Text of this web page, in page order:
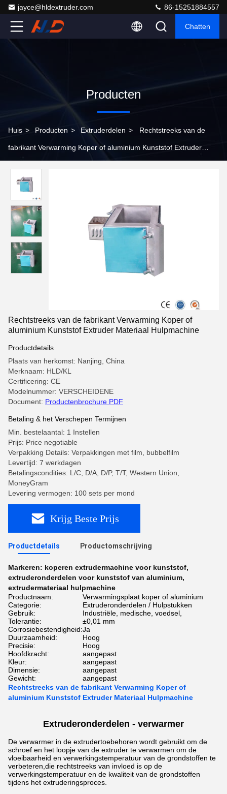
jayce@hldextruder.com 86-15251884557
Chatten
Producten
Huis > Producten > Extruderdelen > Rechtstreeks van de
fabrikant Verwarming Koper of aluminium Kunststof Extruder
Rechtstreeks van de fabrikant Verwarming Koper of
aluminium Kunststof Extruder Materiaal Hulpmachine
Productdetails
Plaats van herkomst: Nanjing, China
Merknaam: HLD/KL
Certificering: CE
Modelnummer: VERSCHEIDENE
Document: Productenbrochure PDF
Betaling & het Verschepen Termijnen
Min. bestelaantal: 1 Instellen
Prijs: Price negotiable
Verpakking Details: Verpakkingen met film, bubbelfilm
Levertijd: 7 werkdagen
Betalingscondities: L/C, D/A, D/P, T/T, Western Union,
MoneyGram
Levering vermogen: 100 sets per mond
Krijg Beste Prijs
Productdetails Productomschrijving
Markeren: koperen extrudermachine voor kunststof,
extruderonderdelen voor kunststof van aluminium,
extrudermateriaal hulpmachine
Productnaam:
Verwarmingsplaat koper of aluminium
Categorie:
Extruderonderdelen / Hulpstukken
Gebruik:
Industriële, medische, voedsel,
Tolerantie:
±0,01 mm
Corrosiebestendigheid:Ja
Duurzaamheid:
Hoog
Precisie:
Hoog
Hoofdkracht:
aangepast
Kleur:
aangepast
Dimensie:
aangepast
Gewicht:
aangepast
Rechtstreeks van de fabrikant Verwarming Koper of
aluminium Kunststof Extruder Materiaal Hulpmachine
Extruderonderdelen - verwarmer
De verwarmer in de extrudertoebehoren wordt gebruikt om de
schroef en het loopje van de extruder te verwarmen om de
vloeibaarheid en verwerkingstemperatuur van de grondstoffen te
verbeteren,die rechtstreeks van invloed is op de
verwerkingstemperatuur en de kwaliteit van de grondstoffen
tijdens het extruderingsproces.